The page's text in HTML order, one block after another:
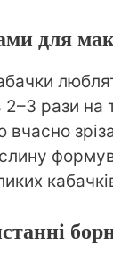
для
2–3 рази